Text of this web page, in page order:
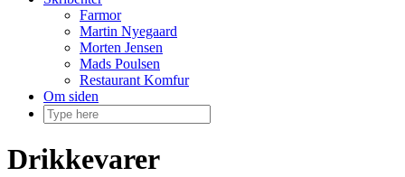
Farmor
Martin Nyegaard
Morten Jensen
Mads Poulsen
Restaurant Komfur
Om siden
Drikkevarer